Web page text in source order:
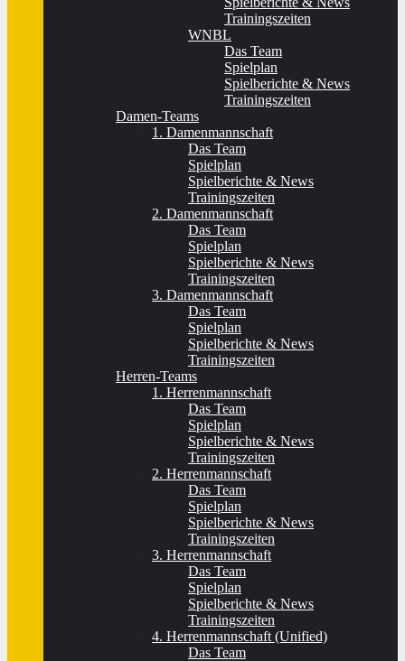
Trainingszeiten
WNBL
Das Team
Spielplan
Spielberichte & News
Trainingszeiten
Damen-Teams
1. Damenmannschaft
Das Team
Spielplan
Spielberichte & News
Trainingszeiten
2. Damenmannschaft
Das Team
Spielplan
Spielberichte & News
Trainingszeiten
3. Damenmannschaft
Das Team
Spielplan
Spielberichte & News
Trainingszeiten
Herren-Teams
1. Herrenmannschaft
Das Team
Spielplan
Spielberichte & News
Trainingszeiten
2. Herrenmannschaft
Das Team
Spielplan
Spielberichte & News
Trainingszeiten
3. Herrenmannschaft
Das Team
Spielplan
Spielberichte & News
Trainingszeiten
4. Herrenmannschaft (Unified)
Das Team